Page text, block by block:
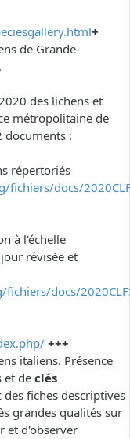
+
de Grande-
des lichens et
métropolitaine de
documents :
répertoriés
docs/
à l'échelle
révisée et
docs/
+++
italiens. Présence
et de clés
des fiches descriptives
grandes qualités sur
et d'observer